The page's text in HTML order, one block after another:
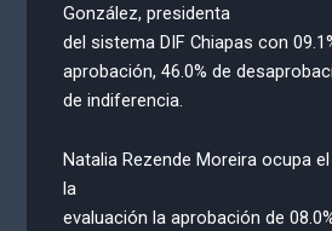
González, presidenta
del sistema DIF Chiapas con
aprobación, 46.0% de
de indiferencia.
Natalia Rezende Moreira ocupa
la
evaluación la aprobación de